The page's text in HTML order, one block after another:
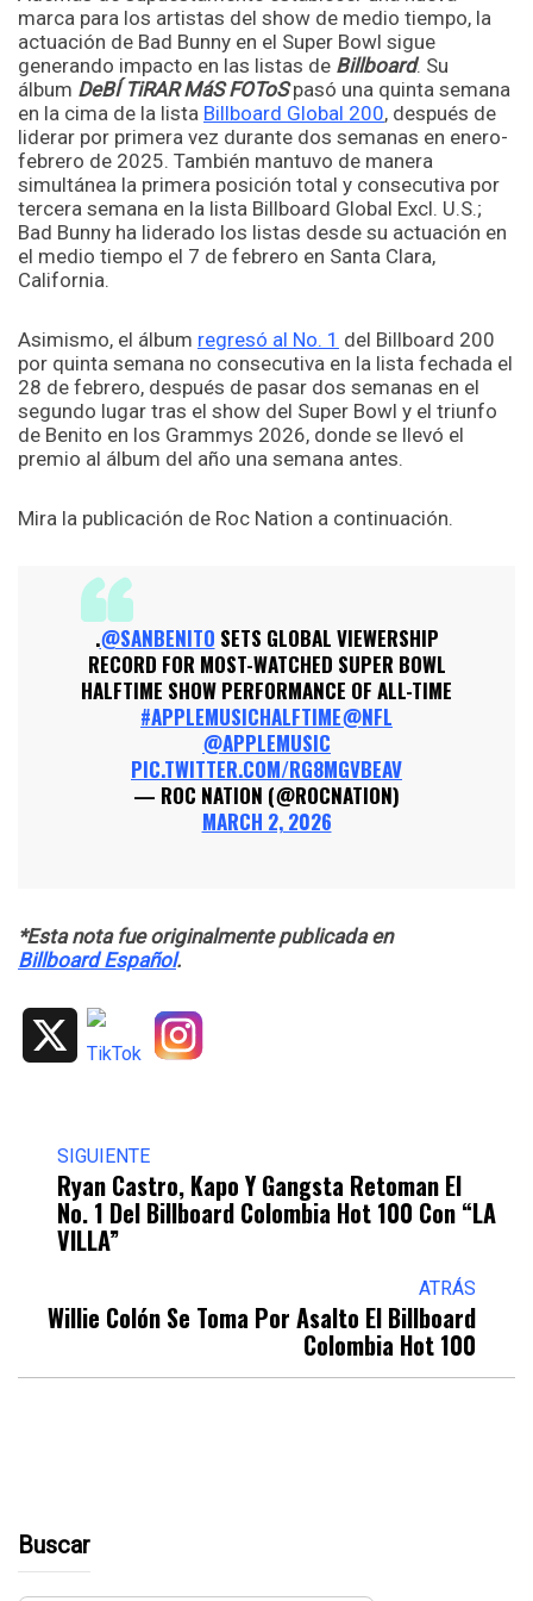
marca para los artistas del show de medio tiempo, la
actuación de Bad Bunny en el Super Bowl sigue
generando impacto en las listas de Billboard. Su
álbum DeBÍ TiRAR MáS FOToSpasó una quinta semana
en la cima de la lista Billboard Global 200, después de
liderar por primera vez durante dos semanas en enero-
febrero de 2025. También mantuvo de manera
simultánea la primera posición total y consecutiva por
tercera semana en la lista Billboard Global Excl. U.S.;
Bad Bunny ha liderado los listas desde su actuación en
el medio tiempo el 7 de febrero en Santa Clara,
California.
Asimismo, el álbum regresó al No. 1 del Billboard 200
por quinta semana no consecutiva en la lista fechada el
28 de febrero, después de pasar dos semanas en el
segundo lugar tras el show del Super Bowl y el triunfo
de Benito en los Grammys 2026, donde se llevó el
premio al álbum del año una semana antes.
Mira la publicación de Roc Nation a continuación.
.@SANBENITO SETS GLOBAL VIEWERSHIP
RECORD FOR MOST-WATCHED SUPER BOWL
HALFTIME SHOW PERFORMANCE OF ALL-TIME
#APPLEMUSICHALFTIME@NFL
@APPLEMUSIC
PIC.TWITTER.COM/RG8MGVBEAV
— ROC NATION (@ROCNATION)
MARCH 2, 2026
*Esta nota fue originalmente publicada en
Billboard Español.
X
SIGUIENTE
Ryan Castro, Kapo Y Gangsta Retoman El
No. 1 Del Billboard Colombia Hot 100 Con “LA
VILLA”
ATRÁS
Willie Colón Se Toma Por Asalto El Billboard
Colombia Hot 100
Buscar